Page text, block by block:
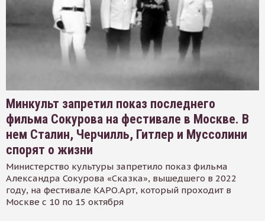
Минкульт запретил показ последнего
фильма Сокурова на фестивале в Москве. В
нем Сталин, Черчилль, Гитлер и Муссолини
спорят о жизни
Министерство культуры запретило показ фильма
Александра Сокурова «Сказка», вышедшего в 2022
году, на фестивале КАРО.Арт, который проходит в
Москве с 10 по 15 октября